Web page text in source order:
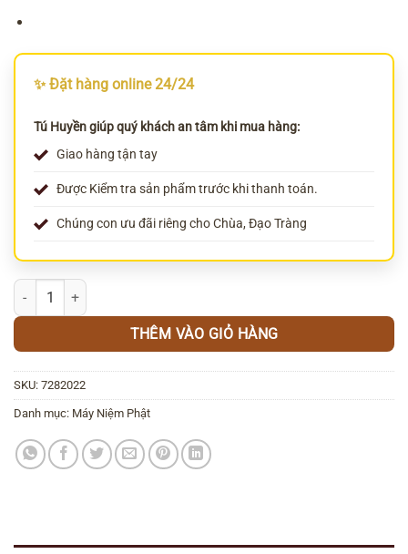
✨ Đặt hàng online 24/24
Tú Huyền giúp quý khách an tâm khi mua hàng:
Giao hàng tận tay
Được Kiểm tra sản phẩm trước khi thanh toán.
Chúng con ưu đãi riêng cho Chùa, Đạo Tràng
Loa tụng kinh 51 bài tụng niệm số lượng
THÊM VÀO GIỎ HÀNG
SKU: 7282022
Danh mục: Máy Niệm Phật